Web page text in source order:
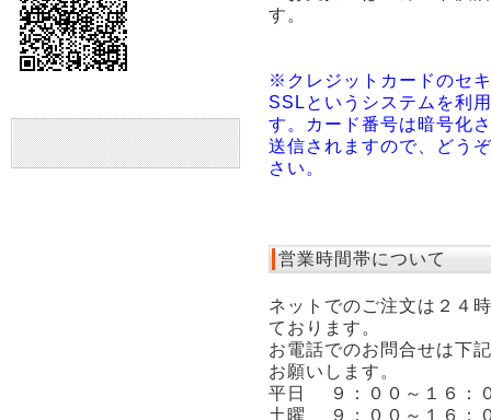
す。
※クレジットカードのセ
SSLというシステムを利
す。カード番号は暗号化
送信されますので、どう
さい。
営業時間帯について
ネットでのご注文は２４
ております。
お電話でのお問合せは下
お願いします。
平日 ９：００～１６：
土曜 ９：００～１６：